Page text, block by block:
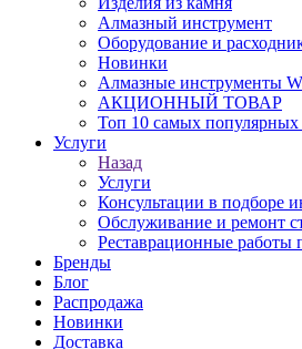
Алмазный инструмент
Оборудование и
Новинки
Алмазные инструменты
АКЦИОННЫЙ ТОВАР
Топ 10 самых популярных
Услуги
Назад
Услуги
Консультации в подборе
Обслуживание и ремонт
Реставрационные работы
Бренды
Блог
Распродажа
Новинки
Доставка